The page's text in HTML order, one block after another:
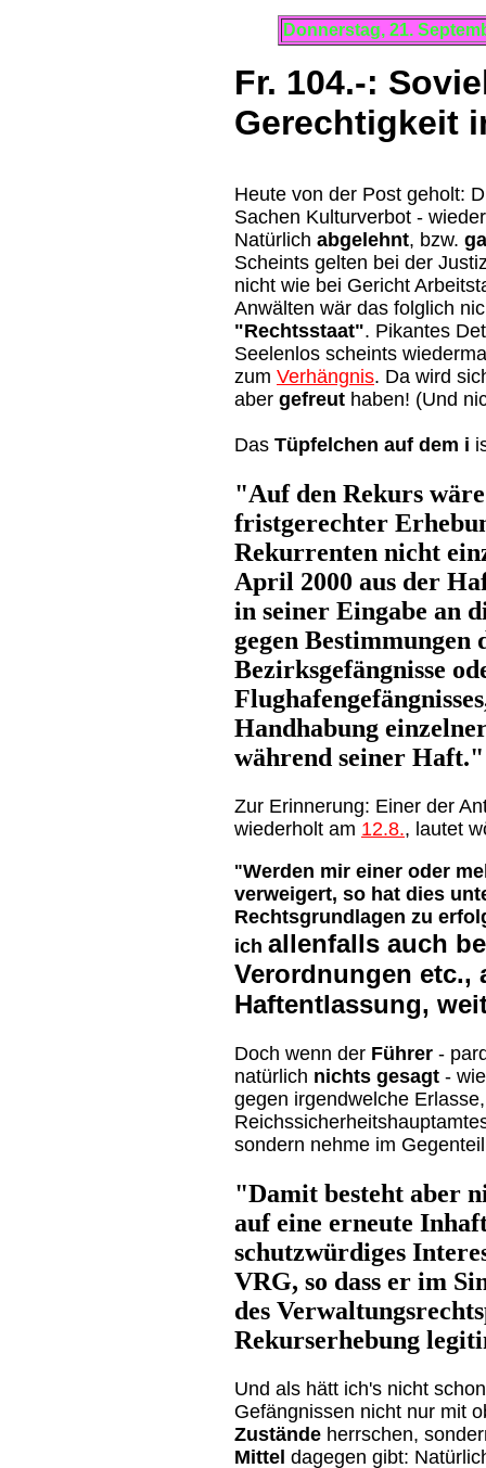
Donnerstag, 21.
Fr. 104.-:
Gerechtigkeit
Heute von der Post geho lt:
Sachen Kulturverbot -
Natürlich abgelehnt, bzw.
Scheints gelten bei der
nicht wie bei Gericht
Anwälten wär das folglich
"Rechtsstaat". Pikantes
Seelenlos scheints
zum Verhängnis. Da wird
aber gefreut haben! (Und
Das Tüpfelchen auf dem i
"Auf den Rekurs
fristgerechter
Rekurrenten nicht
April 2000 aus der
in seiner Eingabe an
gegen
Bezirksgefängnisse
Handhabung
während seiner Haft."
Zur Erinnerung: Einer der
wiederholt am 12.8., lautet
"Werden mir einer oder
verweigert, so hat dies
Rechtsgrundlagen zu
ich allenfalls auch
Verordnungen etc.,
Haftentlassung,
Doch wenn der Führer -
natürlich nichts gesagt -
gegen irgendwelche
sondern nehme im
"Damit besteht aber
auf eine erneute
schutzwürdiges
VRG, so dass er im
des
Rekurserhebung
Und als hätt ich's nicht
Gefängnissen nicht nur mit
Zustände herrschen,
Mittel dagegen gibt: